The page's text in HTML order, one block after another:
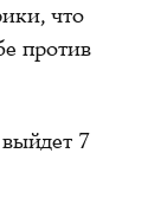
что
против
7